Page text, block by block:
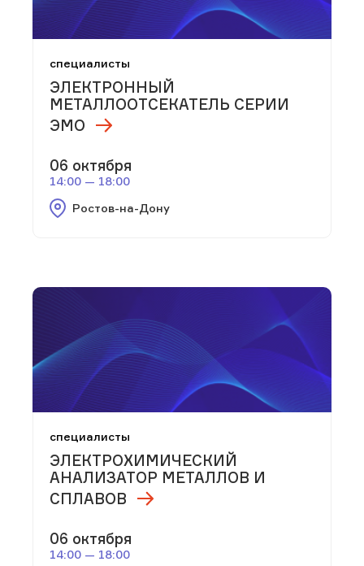
специалисты
ЭЛЕКТРОННЫЙ
МЕТАЛЛООТСЕКАТЕЛЬ СЕРИИ
ЭМО
06 октября
14:00 — 18:00
Ростов-на-Дону
специалисты
ЭЛЕКТРОХИМИЧЕСКИЙ
АНАЛИЗАТОР МЕТАЛЛОВ И
СПЛАВОВ
06 октября
14:00 — 18:00